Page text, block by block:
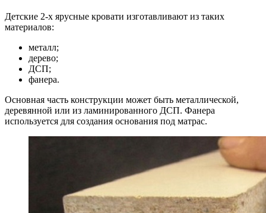
Детские 2-х ярусные кровати изготавливают из таких
материалов:
металл;
дерево;
ДСП;
фанера.
Основная часть конструкции может быть металлической,
деревянной или из ламинированного ДСП. Фанера
используется для создания основания под матрас.